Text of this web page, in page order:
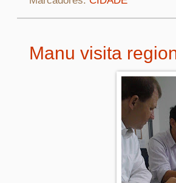
Manu visita